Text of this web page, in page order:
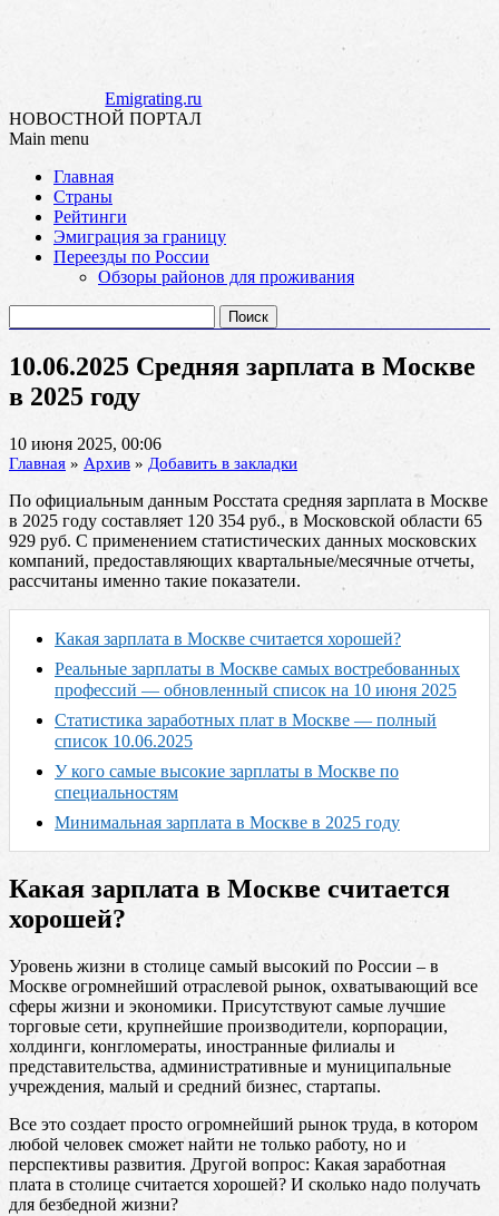
Emigrating.ru
НОВОСТНОЙ ПОРТАЛ
Main menu
content
Главная
Страны
Рейтинги
Эмиграция за границу
Переезды по России
Обзоры районов для проживания
10.06.2025 Средняя зарплата в Москве
в 2025 году
10 июня 2025, 00:06
Главная » Архив » Добавить в закладки
По официальным данным Росстата средняя зарплата в Москве
в 2025 году составляет 120 354 руб., в Московской области 65
929 руб. С применением статистических данных московских
компаний, предоставляющих квартальные/месячные отчеты,
рассчитаны именно такие показатели.
Какая зарплата в Москве считается хорошей?
Реальные зарплаты в Москве самых востребованных
профессий — обновленный список на 10 июня 2025
Статистика заработных плат в Москве — полный
список 10.06.2025
У кого самые высокие зарплаты в Москве по
специальностям
Минимальная зарплата в Москве в 2025 году
Какая зарплата в Москве считается
хорошей?
Уровень жизни в столице самый высокий по России – в
Москве огромнейший отраслевой рынок, охватывающий все
сферы жизни и экономики. Присутствуют самые лучшие
торговые сети, крупнейшие производители, корпорации,
холдинги, конгломераты, иностранные филиалы и
представительства, административные и муниципальные
учреждения, малый и средний бизнес, стартапы.
Все это создает просто огромнейший рынок труда, в котором
любой человек сможет найти не только работу, но и
перспективы развития. Другой вопрос: Какая заработная
плата в столице считается хорошей? И сколько надо получать
для безбедной жизни?